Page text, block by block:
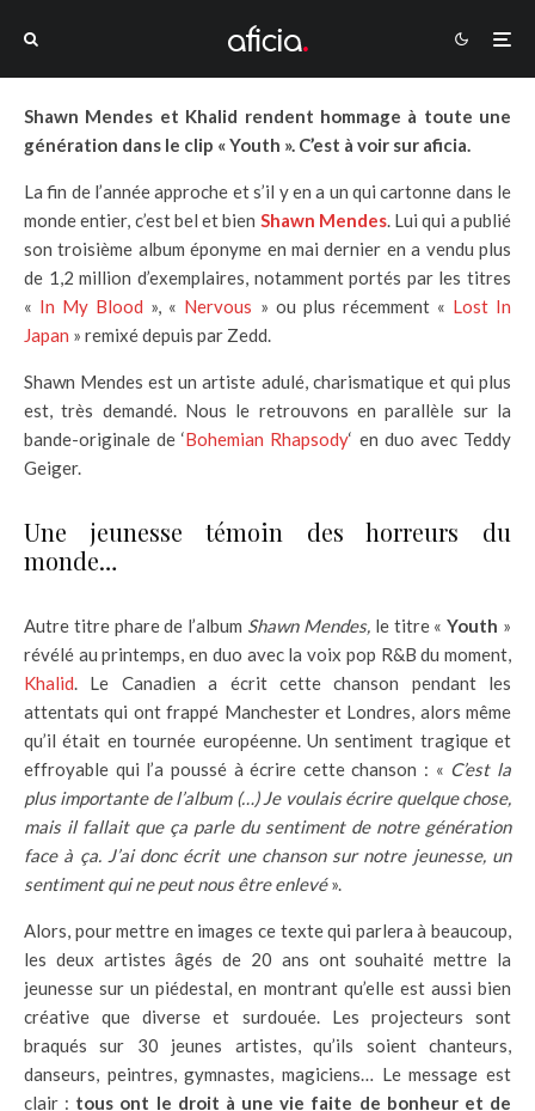
Shawn Mendes et Khalid rendent hommage à toute une
génération dans le clip « Youth ». C’est à voir sur aficia.
La fin de l’année approche et s’il y en a un qui cartonne dans le
monde entier, c’est bel et bien Shawn Mendes. Lui qui a publié
son troisième album éponyme en mai dernier en a vendu plus
de 1,2 million d’exemplaires, notamment portés par les titres
« In My Blood », « Nervous » ou plus récemment « Lost In
Japan » remixé depuis par Zedd.
Shawn Mendes est un artiste adulé, charismatique et qui plus
est, très demandé. Nous le retrouvons en parallèle sur la
bande-originale de ‘Bohemian Rhapsody‘ en duo avec Teddy
Geiger.
Une jeunesse témoin des horreurs du
monde…
Autre titre phare de l’album Shawn Mendes,le titre «Youth »
révélé au printemps, en duo avec la voix pop R&B du moment,
Khalid. Le Canadien a écrit cette chanson pendant les
attentats qui ont frappé Manchester et Londres, alors même
qu’il était en tournée européenne. Un sentiment tragique et
effroyable qui l’a poussé à écrire cette chanson : « C’est la
plus importante de l’album (…) Je voulais écrire quelque chose,
mais il fallait que ça parle du sentiment de notre génération
face à ça. J’ai donc écrit une chanson sur notre jeunesse, un
sentiment qui ne peut nous être enlevé».
Alors, pour mettre en images ce texte qui parlera à beaucoup,
les deux artistes âgés de 20 ans ont souhaité mettre la
jeunesse sur un piédestal, en montrant qu’elle est aussi bien
créative que diverse et surdouée. Les projecteurs sont
braqués sur 30 jeunes artistes, qu’ils soient chanteurs,
danseurs, peintres, gymnastes, magiciens… Le message est
clair : tous ont le droit à une vie faite de bonheur et de